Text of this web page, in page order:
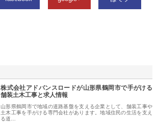
株式会社アドバンスロードが山形県鶴岡市で手がける
舗装土木工事と求人情報
山形県鶴岡市で地域の道路基盤を支える企業として、舗装工事や
土木工事を手がける専門会社があります。地域住民の生活を支え
る道…